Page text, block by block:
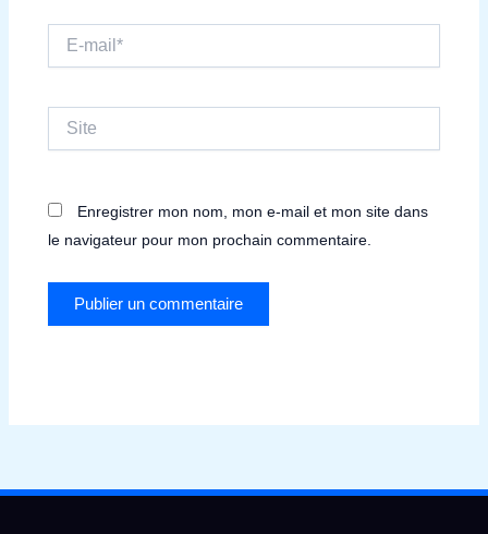
mail*
Enregistrer mon nom, mon e-mail et mon site dans
le navigateur pour mon prochain commentaire.